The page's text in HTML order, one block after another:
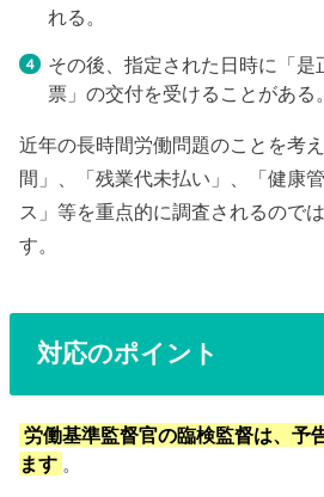
れる。
その後、指定された日時に「是
票」の交付を受けることがある。
近年の長時間労働問題のことを考
間」、「残業代未払い」、「健康
ス」等を重点的に調査されるので
す。
対応のポイント
労働基準監督官の臨検監督は、予
ます 。